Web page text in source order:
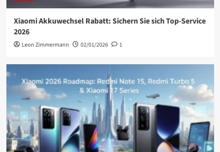
Xiaomi Akkuwechsel Rabatt: Sichern Sie sich Top-Service
2026
Leon Zimmermann 02/01/2026 1